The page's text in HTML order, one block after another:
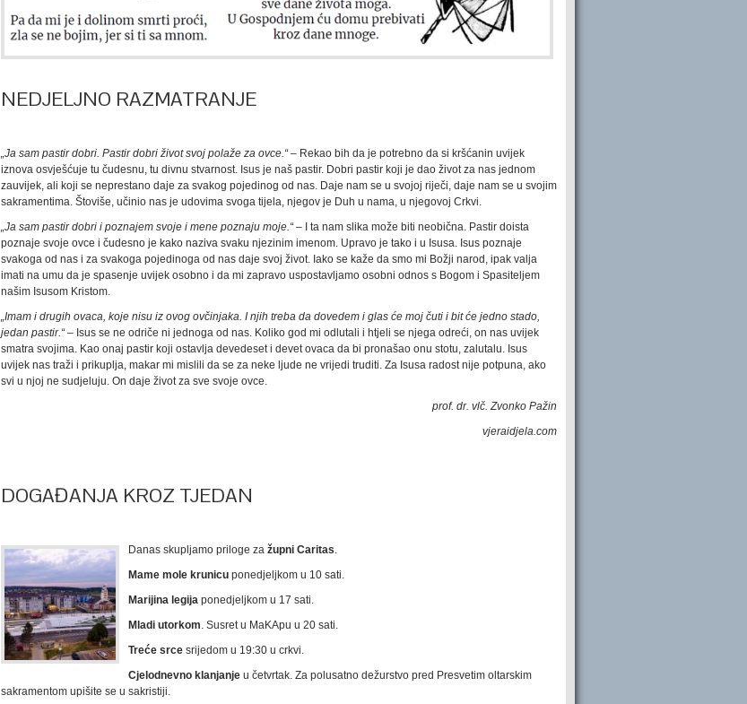
NEDJELJNO RAZMATRANJE
„Ja sam pastir dobri. Pastir dobri život svoj polaže za ovce.“ – Rekao bih da je potrebno da si kršćanin uvijek
iznova osvješćuje tu čudesnu, tu divnu stvarnost. Isus je naš pastir. Dobri pastir koji je dao život za nas jednom
zauvijek, ali koji se neprestano daje za svakog pojedinog od nas. Daje nam se u svojoj riječi, daje nam se u svojim
sakramentima. Štoviše, učinio nas je udovima svoga tijela, njegov je Duh u nama, u njegovoj Crkvi.
„Ja sam pastir dobri i poznajem svoje i mene poznaju moje.“– I ta nam slika može biti neobična. Pastir doista
poznaje svoje ovce i čudesno je kako naziva svaku njezinim imenom. Upravo je tako i u Isusa. Isus poznaje
svakoga od nas i za svakoga pojedinoga od nas daje svoj život. Iako se kaže da smo mi Božji narod, ipak valja
imati na umu da je spasenje uvijek osobno i da mi zapravo uspostavljamo osobni odnos s Bogom i Spasiteljem
našim Isusom Kristom.
„Imam i drugih ovaca, koje nisu iz ovog ovčinjaka. I njih treba da dovedem i glas će moj čuti i bit će jedno stado,
jedan pastir.“– Isus se ne odriče ni jednoga od nas. Koliko god mi odlutali i htjeli se njega odreći, on nas uvijek
smatra svojima. Kao onaj pastir koji ostavlja devedeset i devet ovaca da bi pronašao onu stotu, zalutalu. Isus
uvijek nas traži i prikuplja, makar mi mislili da se za neke ljude ne vrijedi truditi. Za Isusa radost nije potpuna, ako
svi u njoj ne sudjeluju. On daje život za sve svoje ovce.
prof. dr. vlč. Zvonko Pažin
vjeraidjela.com
DOGAĐANJA KROZ TJEDAN
Danas skupljamo priloge za župni Caritas.
Mame mole krunicu ponedjeljkom u 10 sati.
Marijina legija ponedjeljkom u 17 sati.
Mladi utorkom. Susret u MaKApu u 20 sati.
Treće srce srijedom u 19:30 u crkvi.
Cjelodnevno klanjanje u četvrtak. Za polusatno dežurstvo pred Presvetim oltarskim
sakramentom upišite se u sakristiji.